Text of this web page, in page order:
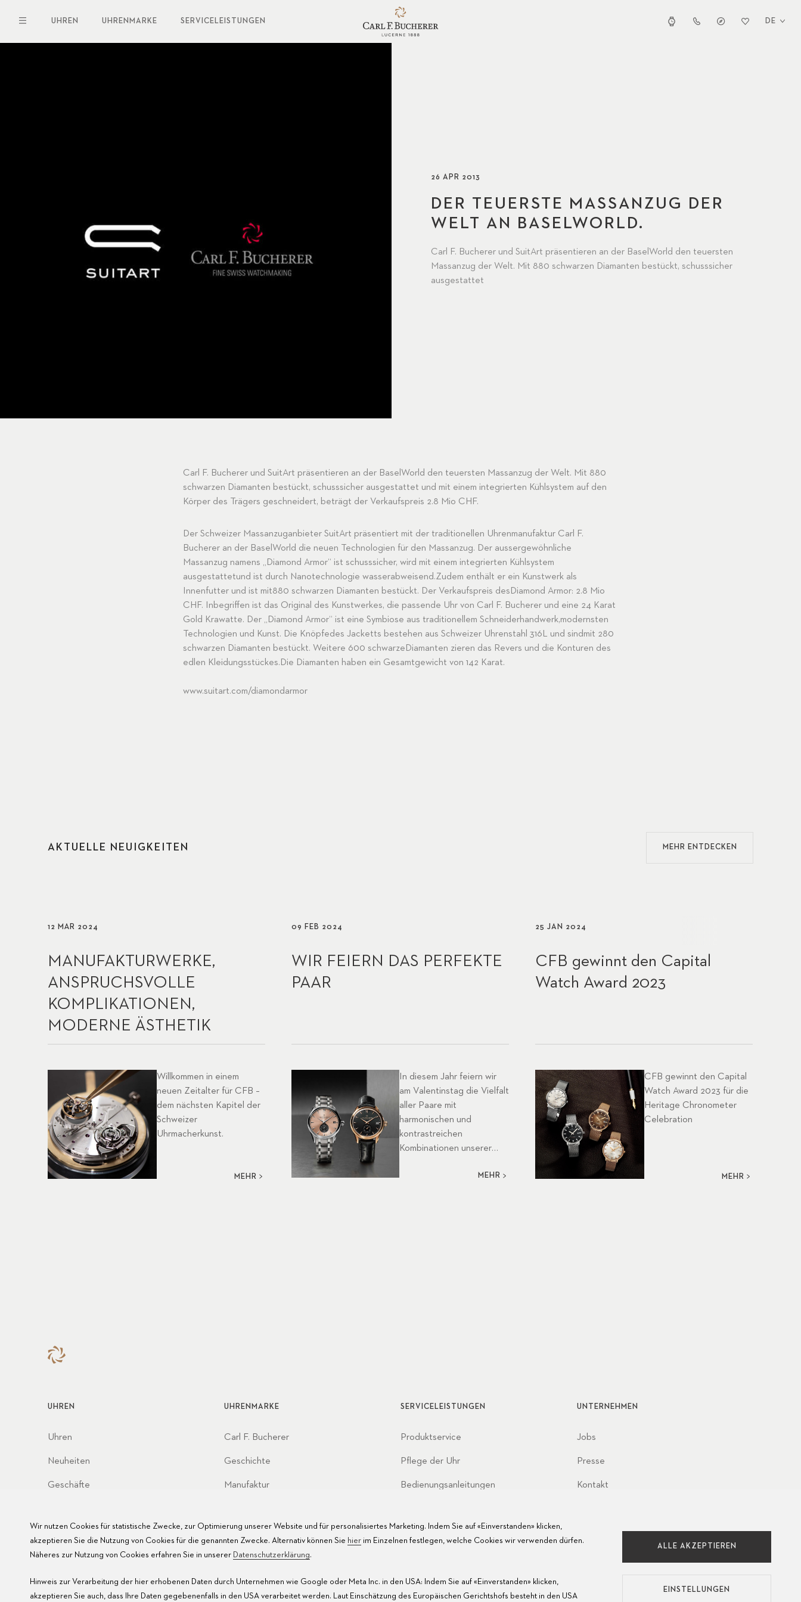
UHREN UHRENMARKE SERVICELEISTUNGEN DE
26 APR 2013
DER TEUERSTE MASSANZUG DER
WELT AN BASELWORLD.
Carl F. Bucherer und SuitArt präsentieren an der BaselWorld den teuersten
Massanzug der Welt. Mit 880 schwarzen Diamanten bestückt, schusssicher
ausgestattet
Carl F. Bucherer und SuitArt präsentieren an der BaselWorld den teuersten Massanzug der Welt. Mit 880
schwarzen Diamanten bestückt, schusssicher ausgestattet und mit einem integrierten Kühlsystem auf den
Körper des Trägers geschneidert, beträgt der Verkaufspreis 2.8 Mio CHF.
Der Schweizer Massanzuganbieter SuitArt präsentiert mit der traditionellen Uhrenmanufaktur Carl F.
Bucherer an der BaselWorld die neuen Technologien für den Massanzug. Der aussergewöhnliche
Massanzug namens „Diamond Armor“ ist schusssicher, wird mit einem integrierten Kühlsystem
ausgestattetund ist durch Nanotechnologie wasserabweisend.Zudem enthält er ein Kunstwerk als
Innenfutter und ist mit880 schwarzen Diamanten bestückt. Der Verkaufspreis desDiamond Armor: 2.8 Mio
CHF. Inbegriffen ist das Original des Kunstwerkes, die passende Uhr von Carl F. Bucherer und eine 24 Karat
Gold Krawatte. Der „Diamond Armor“ ist eine Symbiose aus traditionellem Schneiderhandwerk,modernsten
Technologien und Kunst. Die Knöpfedes Jacketts bestehen aus Schweizer Uhrenstahl 316L und sindmit 280
schwarzen Diamanten bestückt. Weitere 600 schwarzeDiamanten zieren das Revers und die Konturen des
edlen Kleidungsstückes.Die Diamanten haben ein Gesamtgewicht von 142 Karat.
www.suitart.com/diamondarmor
AKTUELLE NEUIGKEITEN MEHR ENTDECKEN
12 MÄR 2024
MANUFAKTURWERKE,
ANSPRUCHSVOLLE
KOMPLIKATIONEN,
MODERNE ÄSTHETIK
Willkommen in einem
neuen Zeitalter für CFB –
dem nächsten Kapitel der
Schweizer
Uhrmacherkunst.
MEHR
09 FEB 2024
WIR FEIERN DAS PERFEKTE
PAAR
In diesem Jahr feiern wir
am Valentinstag die Vielfalt
aller Paare mit
harmonischen und
kontrastreichen
Kombinationen unserer
spiegelt Ihre bessereMEHR
25 JAN 2024
CFB gewinnt den Capital
Watch Award 2023
CFB gewinnt den Capital
Watch Award 2023 für die
Heritage Chronometer
Celebration
MEHR
UHREN
Uhren
Neuheiten
Geschäfte
UHRENMARKE
Carl F. Bucherer
Geschichte
Manufaktur
Werte
SERVICELEISTUNGEN
Produktservice
Pflege der Uhr
Bedienungsanleitungen
Servicezentren
UNTERNEHMEN
Jobs
Presse
Kontakt
Wir nutzen Cookies für statistische Zwecke, zur Optimierung unserer Website und für personalisiertes Marketing. Indem Sie auf «Einverstanden» klicken,
akzeptieren Sie die Nutzung von Cookies für die genannten Zwecke. Alternativ können Sie hier im Einzelnen festlegen, welche Cookies wir verwenden dürfen.
Näheres zur Nutzung von Cookies erfahren Sie in unserer Datenschutzerklärung.
Hinweis zur Verarbeitung der hier erhobenen Daten durch Unternehmen wie Google oder Meta Inc. in den USA: Indem Sie auf «Einverstanden» klicken,
akzeptieren Sie auch, dass Ihre Daten gegebenenfalls in den USA verarbeitet werden. Laut Einschätzung des Europäischen Gerichtshofs besteht in den USA
ALLE AKZEPTIEREN
EINSTELLUNGEN